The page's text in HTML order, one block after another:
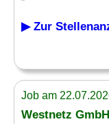
▶ Zur
Job am
Westnetz GmbH